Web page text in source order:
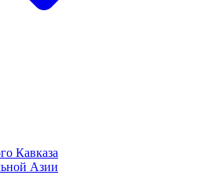
Кавказа
Азии